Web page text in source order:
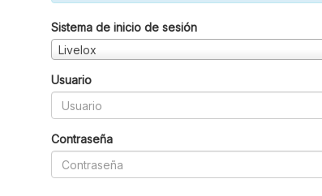
Sistema de inicio de sesión
Livelox
Usuario
Contraseña